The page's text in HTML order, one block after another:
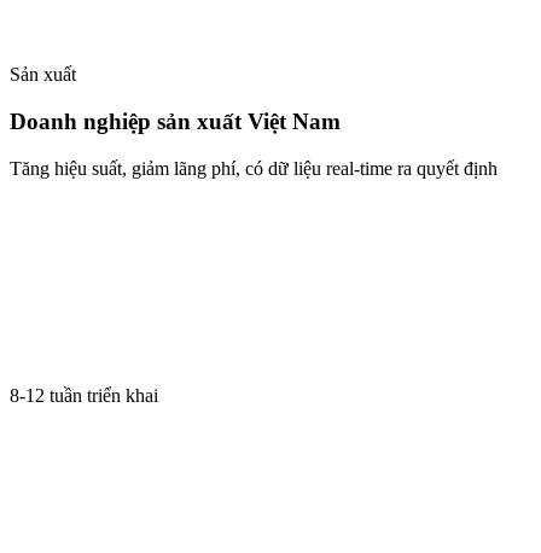
Sản xuất
Doanh nghiệp sản xuất Việt Nam
Tăng hiệu suất, giảm lãng phí, có dữ liệu real-time ra quyết định
8-12 tuần triển khai